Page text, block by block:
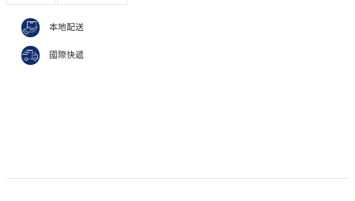
本地配送
國際快遞